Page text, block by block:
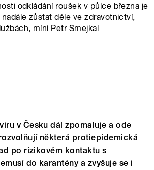
odkládání roušek v půlce března je
zůstat déle ve zdravotnictví,
míní Petr Smejkal
v Česku dál zpomaluje a ode
některá protiepidemická
po rizikovém kontaktu s
do karantény a zvyšuje se i